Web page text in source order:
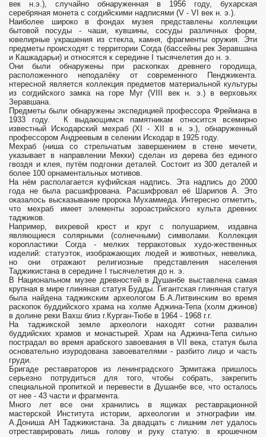
век н.э.), случайно обнаруженная в 1956 году, бухарская
серебряная монета с согдийскими надписями (V - VI век н. э.).
Наиболее широко в фондах музея представлены коллекции
бытовой посуды - чаши, кувшины, сосуды различных форм,
ювелирные украшения из стекла, камня, фрагменты оружия. Эти
предметы происходят с территории Согда (бассейны рек Зеравшана
и Кашкадарьи) и относятся к середине I тысячелетия до н. э.
Они были обнаружены при раскопках древнего городища,
расположенного неподалёку от современного Пенджикента.
нтересной является коллекция предметов материальной культуры
из согдийского замка на горе Муг (VIII век н. э.) в верховьях
Зеравшана.
Предметы были обнаружены экспедицией профессора Фреймана в
1933 году. К выдающимся памятникам относится всемирно
известный Искодарский мехраб (XI - XII в н. э.), обнаруженный
профессором Андреевым в селении Искодар в 1925 году.
Мехраб (ниша со стрельчатым завершением в стене мечети,
указывает в направлении Мекки) сделан из дерева без единого
гвоздя и клея, путём подгонки деталей. Состоит из 300 деталей и
более 100 орнаментальных мотивов.
На нём располагается куфийская надпись. Эта надпись до 2000
года не была расшифрована. Расшифровал её Шарипов А. Это
оказалось высказывание пророка Мухаммеда. Интересно отметить,
что мехраб имеет элементы зороастрийского культа древних
таджиков.
Например, вихревой крест и круг с полушарием, издавна
являющиеся солярными (солнечными) символами. Коллекция
коропластики Согда - мелких терракотовых худо-жественных
изделий: статуэток, изображающих людей и животных, невелика,
но они отражают религиозные представления населения
Таджикистана в середине I тысячелетия до н. э.
В Национальном музее древностей в Душанбе выставлена самая
крупная в мире глиняная статуя Будды. Гигантская глиняная статуя
была найдена таджикским археологом Б.А.Литвинским во время
раскопок буддийского храма на холме Аджина-Тепа (холм джинов)
в долине реки Вахш близ г.Курган-Тюбе в 1964 - 1968 г.г.
На таджикской земле археологи находят сотни развалин
буддийских храмов и монастырей. Храм на Аджина-Тепа сильно
пострадал во время арабского завоевания в VII века, статуя была
основательно изуродована завоевателями - разбито лицо и часть
груди.
Бригаде реставраторов из ленинградского Эрмитажа пришлось
серьезно потрудиться для того, чтобы собрать, закрепить
специальной пропиткой и перевести в Душанбе все, что осталось
от нее - 43 части и фрагмента.
Много лет все они хранились в ящиках реставрационной
мастерской Института истории, археологии и этнографии им.
А.Дониша АН Таджикистана. За двадцать с лишним лет удалось
отреставрировать лишь голову и руку статую: в крошечном